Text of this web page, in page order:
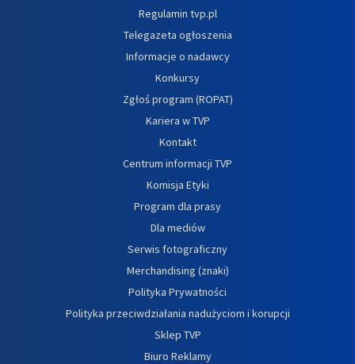
Regulamin tvp.pl
Telegazeta ogłoszenia
Informacje o nadawcy
Konkursy
Zgłoś program (ROPAT)
Kariera w TVP
Kontakt
Centrum informacji TVP
Komisja Etyki
Program dla prasy
Dla mediów
Serwis fotograficzny
Merchandising (znaki)
Polityka Prywatności
Polityka przeciwdziałania nadużyciom i korupcji
Sklep TVP
Biuro Reklamy